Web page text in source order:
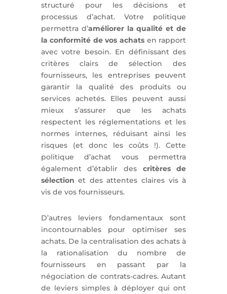
structuré pour les décisions et
processus d’achat. Votre politique
permettra d’améliorer la qualité et de
la conformité de vos achats en rapport
avec votre besoin. En définissant des
critères clairs de sélection des
fournisseurs, les entreprises peuvent
garantir la qualité des produits ou
services achetés. Elles peuvent aussi
mieux s’assurer que les achats
respectent les réglementations et les
normes internes, réduisant ainsi les
risques (et donc les coûts !). Cette
politique d’achat vous permettra
également d’établir des critères de
sélection et des attentes claires vis à
vis de vos fournisseurs.
D’autres leviers fondamentaux sont
incontournables pour optimiser ses
achats. De la centralisation des achats à
la rationalisation du nombre de
fournisseurs en passant par la
négociation de contrats-cadres. Autant
de leviers simples à déployer qui ont